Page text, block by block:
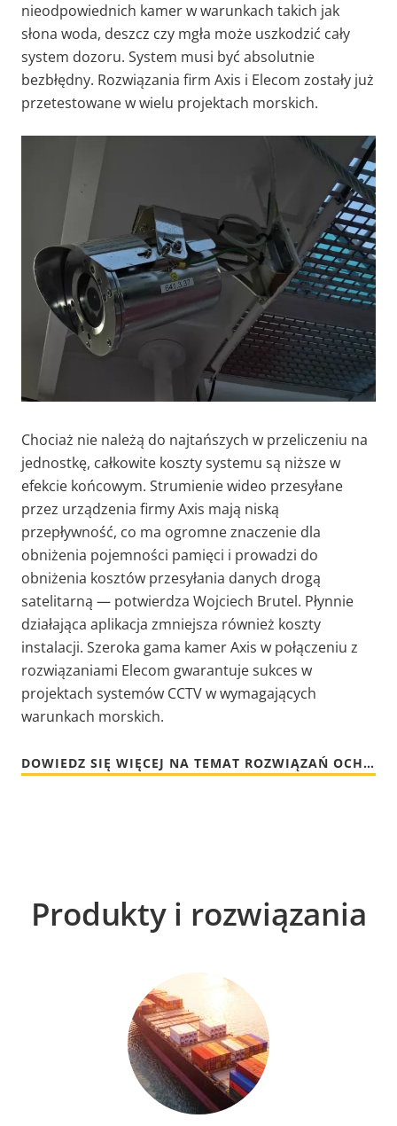
nieodpowiednich kamer w warunkach takich jak
słona woda, deszcz czy mgła może uszkodzić cały
system dozoru. System musi być absolutnie
bezbłędny. Rozwiązania firm Axis i Elecom zostały już
przetestowane w wielu projektach morskich.
Chociaż nie należą do najtańszych w przeliczeniu na
jednostkę, całkowite koszty systemu są niższe w
efekcie końcowym. Strumienie wideo przesyłane
przez urządzenia firmy Axis mają niską
przepływność, co ma ogromne znaczenie dla
obniżenia pojemności pamięci i prowadzi do
obniżenia kosztów przesyłania danych drogą
satelitarną — potwierdza Wojciech Brutel. Płynnie
działająca aplikacja zmniejsza również koszty
instalacji. Szeroka gama kamer Axis w połączeniu z
rozwiązaniami Elecom gwarantuje sukces w
projektach systemów CCTV w wymagających
warunkach morskich.
DOWIEDZ SIĘ WIĘCEJ NA TEMAT ROZWIĄZAŃ OCHRONY W ZASTOSOWANIACH MORSKICH
Produkty i rozwiązania